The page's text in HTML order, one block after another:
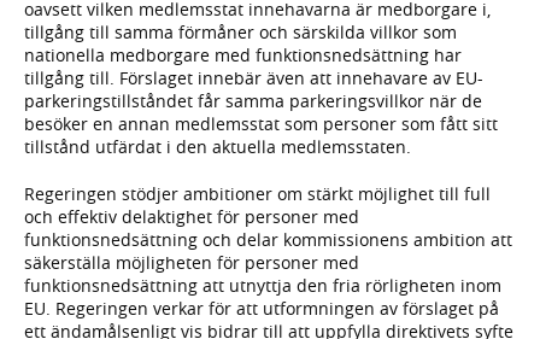
oavsett vilken medlemsstat innehavarna är medborgare i,
tillgång till samma förmåner och särskilda villkor som
nationella medborgare med funktionsnedsättning har
tillgång till. Förslaget innebär även att innehavare av EU-
parkeringstillståndet får samma parkeringsvillkor när de
besöker en annan medlemsstat som personer som fått sitt
tillstånd utfärdat i den aktuella medlemsstaten.
Regeringen stödjer ambitioner om stärkt möjlighet till full
och effektiv delaktighet för personer med
funktionsnedsättning och delar kommissionens ambition att
säkerställa möjligheten för personer med
funktionsnedsättning att utnyttja den fria rörligheten inom
EU. Regeringen verkar för att utformningen av förslaget på
ett ändamålsenligt vis bidrar till att uppfylla direktivets syfte